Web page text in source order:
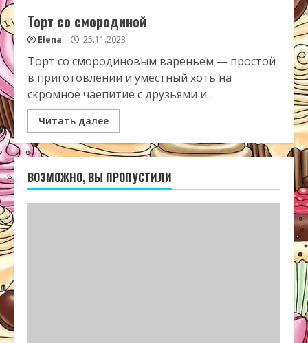
Торт со смородиной
Elena 25.11.2023
Торт со смородиновым вареньем — простой
в приготовлении и уместный хоть на
скромное чаепитие с друзьями и...
Читать далее
ВОЗМОЖНО, ВЫ ПРОПУСТИЛИ